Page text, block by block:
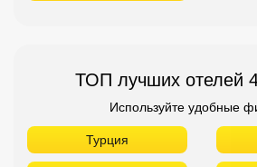
ТОП лучших отелей
Используйте удобные
Турция